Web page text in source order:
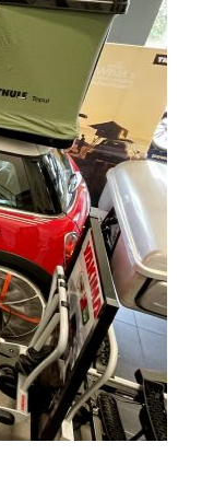
THULE (Švédsko)
11200310